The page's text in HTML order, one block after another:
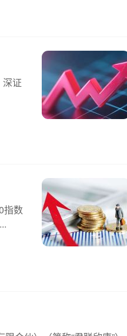
证
指数